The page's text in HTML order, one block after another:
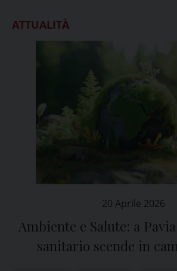
ATTUALITÀ
20 Aprile 2026
Ambiente e Salute: a
sanitario scende in